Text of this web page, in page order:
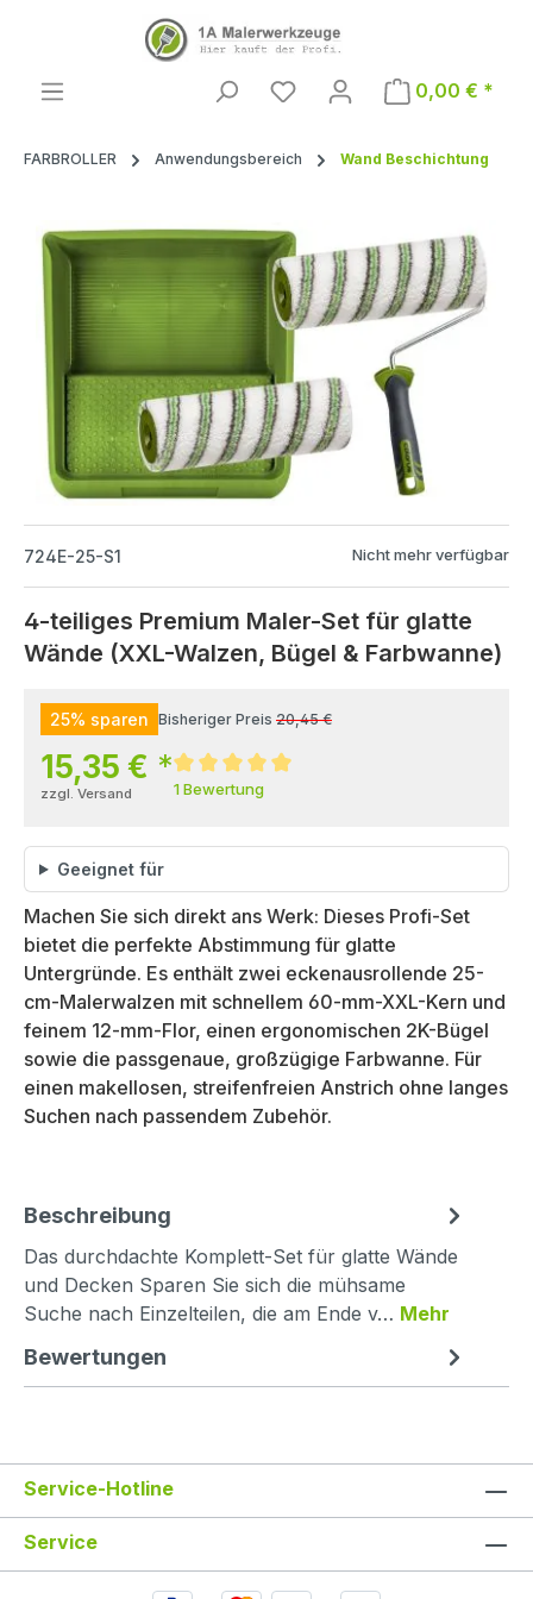
Zum Hauptinhalt springen
0,00 € *
FARBROLLER Anwendungsbereich Wand Beschichtung
Bildergalerie überspringen
724E-25-S1 Nicht mehr verfügbar
4-teiliges Premium Maler-Set für glatte
Wände (XXL-Walzen, Bügel & Farbwanne)
25% sparen Bisheriger Preis 20,45 €
15,35 € *
zzgl. Versand 1 Bewertung
Geeignet für
Machen Sie sich direkt ans Werk: Dieses Profi-Set
bietet die perfekte Abstimmung für glatte
Untergründe. Es enthält zwei eckenausrollende 25-
cm-Malerwalzen mit schnellem 60-mm-XXL-Kern und
feinem 12-mm-Flor, einen ergonomischen 2K-Bügel
sowie die passgenaue, großzügige Farbwanne. Für
einen makellosen, streifenfreien Anstrich ohne langes
Suchen nach passendem Zubehör.
Beschreibung
Das durchdachte Komplett-Set für glatte Wände
und Decken Sparen Sie sich die mühsame
Suche nach Einzelteilen, die am Ende v… Mehr
Bewertungen
Service-Hotline
Service